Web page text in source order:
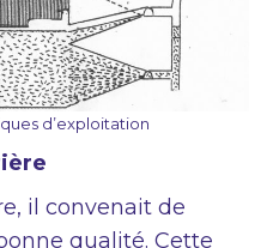
d’exploitation
il convenait de
qualité. Cette